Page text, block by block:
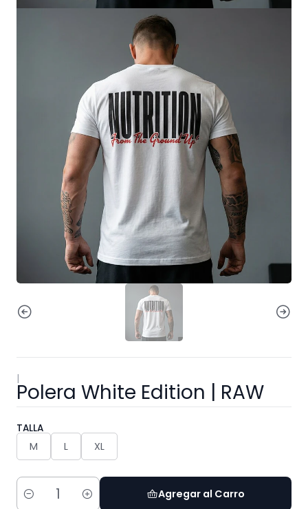
|
Polera White Edition | RAW
TALLA
M L XL
Cantidad
Agregar al Carro